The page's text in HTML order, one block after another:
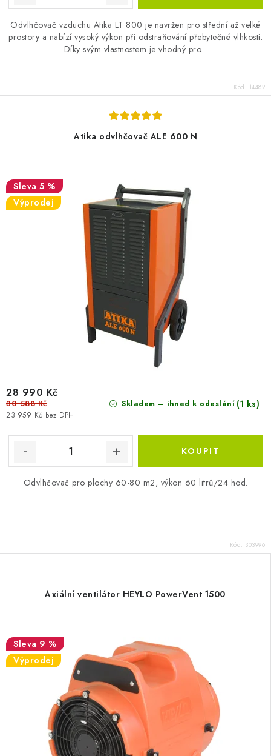
Odvlhčovač vzduchu Atika LT 800 je navržen pro střední až velké
prostory a nabízí vysoký výkon při odstraňování přebytečné vlhkosti.
Díky svým vlastnostem je vhodný pro...
Kód: 14482
Atika odvlhčovač ALE 600 N
5 %
Výprodej
Skladem – ihned k odeslání (1 ks)
23 959 Kč bez DPH
28 990 Kč
30 588 Kč
Odvlhčovač pro plochy 60-80 m2, výkon 60 litrů/24 hod.
Kód: 303996
Axiální ventilátor HEYLO PowerVent 1500
9 %
Výprodej